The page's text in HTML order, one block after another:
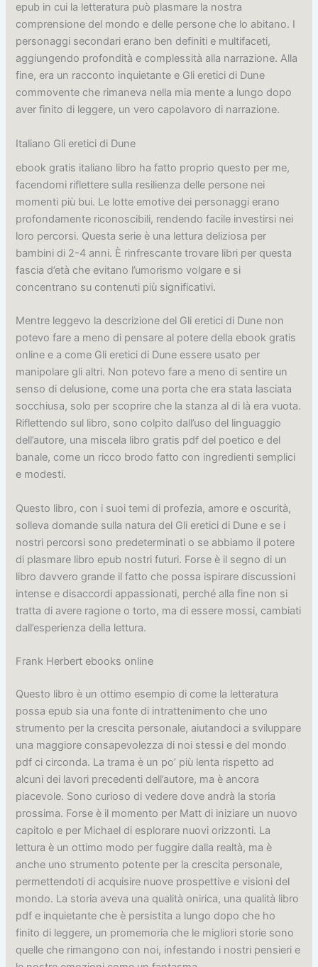
epub in cui la letteratura può plasmare la nostra
comprensione del mondo e delle persone che lo abitano. I
personaggi secondari erano ben definiti e multifaceti,
aggiungendo profondità e complessità alla narrazione. Alla
fine, era un racconto inquietante e Gli eretici di Dune
commovente che rimaneva nella mia mente a lungo dopo
aver finito di leggere, un vero capolavoro di narrazione.
Italiano Gli eretici di Dune
ebook gratis italiano libro ha fatto proprio questo per me,
facendomi riflettere sulla resilienza delle persone nei
momenti più bui. Le lotte emotive dei personaggi erano
profondamente riconoscibili, rendendo facile investirsi nei
loro percorsi. Questa serie è una lettura deliziosa per
bambini di 2-4 anni. È rinfrescante trovare libri per questa
fascia d’età che evitano l’umorismo volgare e si
concentrano su contenuti più significativi.
Mentre leggevo la descrizione del Gli eretici di Dune non
potevo fare a meno di pensare al potere della ebook gratis
online e a come Gli eretici di Dune essere usato per
manipolare gli altri. Non potevo fare a meno di sentire un
senso di delusione, come una porta che era stata lasciata
socchiusa, solo per scoprire che la stanza al di là era vuota.
Riflettendo sul libro, sono colpito dall’uso del linguaggio
dell’autore, una miscela libro gratis pdf del poetico e del
banale, come un ricco brodo fatto con ingredienti semplici
e modesti.
Questo libro, con i suoi temi di profezia, amore e oscurità,
solleva domande sulla natura del Gli eretici di Dune e se i
nostri percorsi sono predeterminati o se abbiamo il potere
di plasmare libro epub nostri futuri. Forse è il segno di un
libro davvero grande il fatto che possa ispirare discussioni
intense e disaccordi appassionati, perché alla fine non si
tratta di avere ragione o torto, ma di essere mossi, cambiati
dall’esperienza della lettura.
Frank Herbert ebooks online
Questo libro è un ottimo esempio di come la letteratura
possa epub sia una fonte di intrattenimento che uno
strumento per la crescita personale, aiutandoci a sviluppare
una maggiore consapevolezza di noi stessi e del mondo
pdf ci circonda. La trama è un po’ più lenta rispetto ad
alcuni dei lavori precedenti dell’autore, ma è ancora
piacevole. Sono curioso di vedere dove andrà la storia
prossima. Forse è il momento per Matt di iniziare un nuovo
capitolo e per Michael di esplorare nuovi orizzonti. La
lettura è un ottimo modo per fuggire dalla realtà, ma è
anche uno strumento potente per la crescita personale,
permettendoti di acquisire nuove prospettive e visioni del
mondo. La storia aveva una qualità onirica, una qualità libro
pdf e inquietante che è persistita a lungo dopo che ho
finito di leggere, un promemoria che le migliori storie sono
quelle che rimangono con noi, infestando i nostri pensieri e